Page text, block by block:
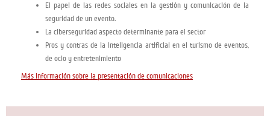
El papel de las redes sociales en la gestión y comunicación de la
seguridad de un evento.
La ciberseguridad aspecto determinante para el sector
Pros y contras de la Inteligencia artificial en el turismo de eventos,
de ocio y entretenimiento
Más información sobre la presentación de comunicaciones